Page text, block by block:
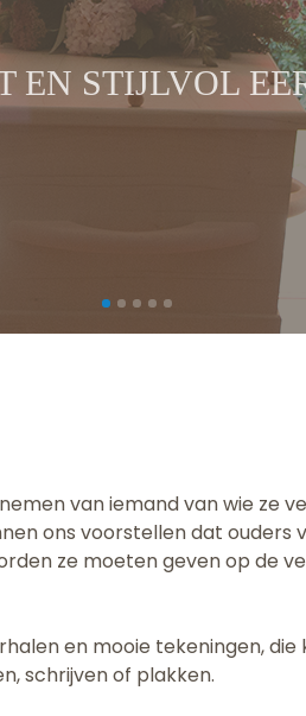
EN STIJLVOL
van iemand van wie ze
ons voorstellen dat ouders
ze moeten geven op de
en mooie tekeningen,
schrijven of plakken.